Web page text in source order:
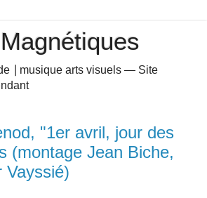
⎥ musique arts visuels — Site
"1er avril, jour des
(montage Jean Biche,
Vayssié)